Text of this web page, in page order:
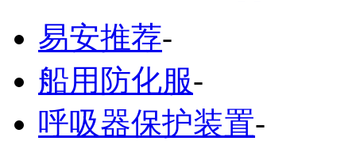
易安推荐-
船用防化服-
呼吸器保护装置-